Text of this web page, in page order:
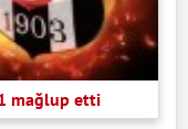
mağlup etti